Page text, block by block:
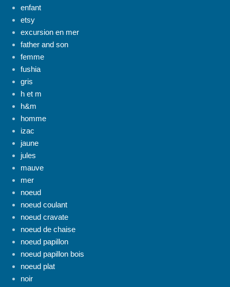
enfant
etsy
excursion en mer
father and son
femme
fushia
gris
h et m
h&m
homme
izac
jaune
jules
mauve
mer
noeud
noeud coulant
noeud cravate
noeud de chaise
noeud papillon
noeud papillon bois
noeud plat
noir